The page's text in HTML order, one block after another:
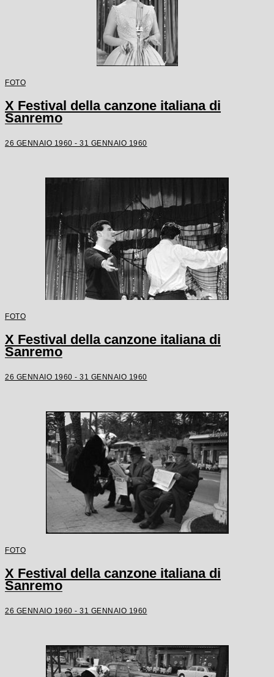
FOTO
X Festival della canzone italiana di
Sanremo
26 GENNAIO 1960 - 31 GENNAIO 1960
FOTO
X Festival della canzone italiana di
Sanremo
26 GENNAIO 1960 - 31 GENNAIO 1960
FOTO
X Festival della canzone italiana di
Sanremo
26 GENNAIO 1960 - 31 GENNAIO 1960